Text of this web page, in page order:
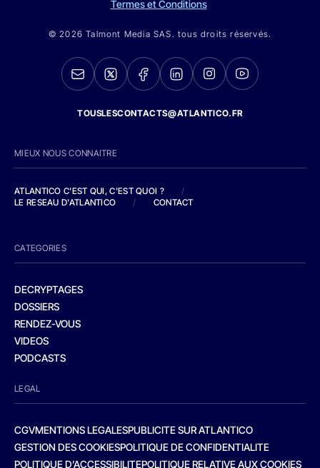
Termes et Conditions
© 2026 Talmont Media SAS. tous droits réservés.
TOUSLESCONTACTS@ATLANTICO.FR
MIEUX NOUS CONNAITRE
ATLANTICO C'EST QUI, C'EST QUOI ?
/
LE RESEAU D'ATLANTICO
/ CONTACT
CATEGORIES
DECRYPTAGES
DOSSIERS
RENDEZ-VOUS
VIDEOS
PODCASTS
LEGAL
CGVMENTIONS LEGALESPUBLICITE SUR ATLANTICO
GESTION DES COOKIESPOLITIQUE DE CONFIDENTIALITE
POLITIQUE D’ACCESSIBILITEPOLITIQUE RELATIVE AUX COOKIES